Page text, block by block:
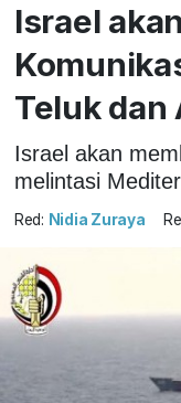
Israel
Teluk dan
Israel akan
melintasi
Red: Nidia Zuraya